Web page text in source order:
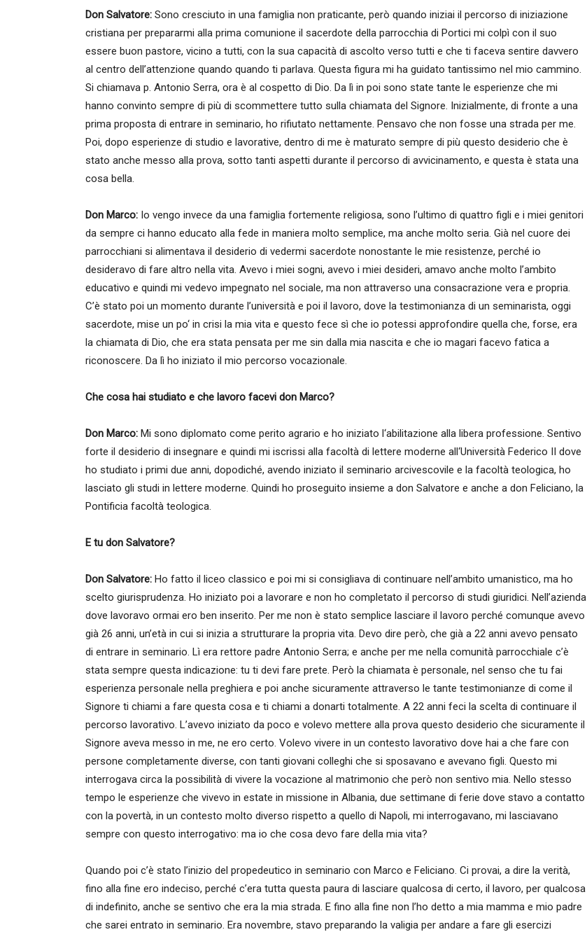
Don Salvatore: Sono cresciuto in una famiglia non praticante, però quando iniziai il percorso di iniziazione
cristiana per prepararmi alla prima comunione il sacerdote della parrocchia di Portici mi colpì con il suo
essere buon pastore, vicino a tutti, con la sua capacità di ascolto verso tutti e che ti faceva sentire davvero
al centro dell’attenzione quando quando ti parlava. Questa figura mi ha guidato tantissimo nel mio cammino.
Si chiamava p. Antonio Serra, ora è al cospetto di Dio. Da lì in poi sono state tante le esperienze che mi
hanno convinto sempre di più di scommettere tutto sulla chiamata del Signore. Inizialmente, di fronte a una
prima proposta di entrare in seminario, ho rifiutato nettamente. Pensavo che non fosse una strada per me.
Poi, dopo esperienze di studio e lavorative, dentro di me è maturato sempre di più questo desiderio che è
stato anche messo alla prova, sotto tanti aspetti durante il percorso di avvicinamento, e questa è stata una
cosa bella.
Don Marco: Io vengo invece da una famiglia fortemente religiosa, sono l’ultimo di quattro figli e i miei genitori
da sempre ci hanno educato alla fede in maniera molto semplice, ma anche molto seria. Già nel cuore dei
parrocchiani si alimentava il desiderio di vedermi sacerdote nonostante le mie resistenze, perché io
desideravo di fare altro nella vita. Avevo i miei sogni, avevo i miei desideri, amavo anche molto l’ambito
educativo e quindi mi vedevo impegnato nel sociale, ma non attraverso una consacrazione vera e propria.
C’è stato poi un momento durante l’università e poi il lavoro, dove la testimonianza di un seminarista, oggi
sacerdote, mise un po‘ in crisi la mia vita e questo fece sì che io potessi approfondire quella che, forse, era
la chiamata di Dio, che era stata pensata per me sin dalla mia nascita e che io magari facevo fatica a
riconoscere. Da lì ho iniziato il mio percorso vocazionale.
Che cosa hai studiato e che lavoro facevi don Marco?
Don Marco: Mi sono diplomato come perito agrario e ho iniziato l‘abilitazione alla libera professione. Sentivo
forte il desiderio di insegnare e quindi mi iscrissi alla facoltà di lettere moderne all‘Università Federico II dove
ho studiato i primi due anni, dopodiché, avendo iniziato il seminario arcivescovile e la facoltà teologica, ho
lasciato gli studi in lettere moderne. Quindi ho proseguito insieme a don Salvatore e anche a don Feliciano, la
Pontificia facoltà teologica.
E tu don Salvatore?
Don Salvatore: Ho fatto il liceo classico e poi mi si consigliava di continuare nell’ambito umanistico, ma ho
scelto giurisprudenza. Ho iniziato poi a lavorare e non ho completato il percorso di studi giuridici. Nell’azienda
dove lavoravo ormai ero ben inserito. Per me non è stato semplice lasciare il lavoro perché comunque avevo
già 26 anni, un’età in cui si inizia a strutturare la propria vita. Devo dire però, che già a 22 anni avevo pensato
di entrare in seminario. Lì era rettore padre Antonio Serra; e anche per me nella comunità parrocchiale c’è
stata sempre questa indicazione: tu ti devi fare prete. Però la chiamata è personale, nel senso che tu fai
esperienza personale nella preghiera e poi anche sicuramente attraverso le tante testimonianze di come il
Signore ti chiami a fare questa cosa e ti chiami a donarti totalmente. A 22 anni feci la scelta di continuare il
percorso lavorativo. L’avevo iniziato da poco e volevo mettere alla prova questo desiderio che sicuramente il
Signore aveva messo in me, ne ero certo. Volevo vivere in un contesto lavorativo dove hai a che fare con
persone completamente diverse, con tanti giovani colleghi che si sposavano e avevano figli. Questo mi
interrogava circa la possibilità di vivere la vocazione al matrimonio che però non sentivo mia. Nello stesso
tempo le esperienze che vivevo in estate in missione in Albania, due settimane di ferie dove stavo a contatto
con la povertà, in un contesto molto diverso rispetto a quello di Napoli, mi interrogavano, mi lasciavano
sempre con questo interrogativo: ma io che cosa devo fare della mia vita?
Quando poi c’è stato l’inizio del propedeutico in seminario con Marco e Feliciano. Ci provai, a dire la verità,
fino alla fine ero indeciso, perché c’era tutta questa paura di lasciare qualcosa di certo, il lavoro, per qualcosa
di indefinito, anche se sentivo che era la mia strada. E fino alla fine non l’ho detto a mia mamma e mio padre
che sarei entrato in seminario. Era novembre, stavo preparando la valigia per andare a fare gli esercizi